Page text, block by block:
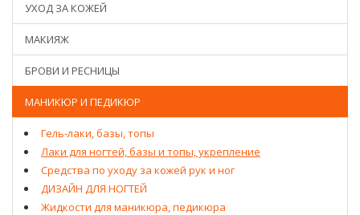
УХОД ЗА КОЖЕЙ
МАКИЯЖ
БРОВИ И РЕСНИЦЫ
МАНИКЮР И ПЕДИКЮР
Гель-лаки, базы, топы
Лаки для ногтей, базы и топы, укрепление
Средства по уходу за кожей рук и ног
ДИЗАЙН ДЛЯ НОГТЕЙ
Жидкости для маникюра, педикюра